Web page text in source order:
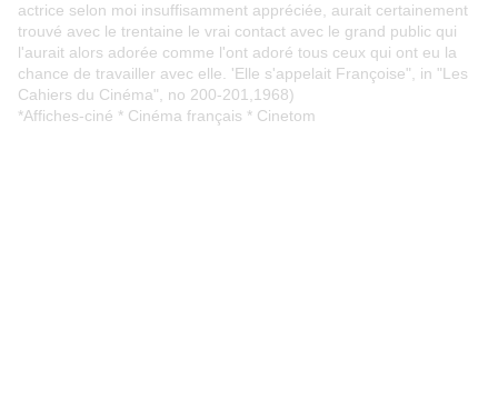
actrice selon moi insuffisamment appréciée, aurait certainement
trouvé avec le trentaine le vrai contact avec le grand public qui
l'aurait alors adorée comme l'ont adoré tous ceux qui ont eu la
chance de travailler avec elle. 'Elle s'appelait Françoise", in "Les
Cahiers du Cinéma", no 200-201,1968)
*Affiches-ciné * Cinéma français * Cinetom